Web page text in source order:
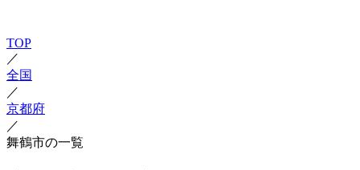
TOP
／
全国
／
京都府
／
舞鶴市の一覧